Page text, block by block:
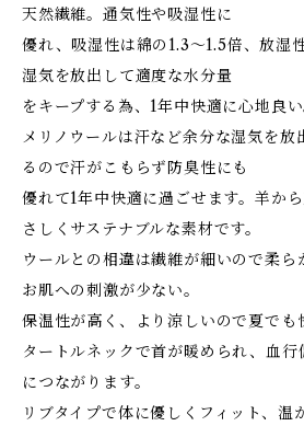
天然繊維。通気性や吸湿性に
優れ、吸湿性は綿の1.3～1.5倍、放湿
湿気を放出して適度な水分量
をキープする為、1年中快適に心地良い
メリノウールは汗など余分な湿気を放
るので汗がこもらず防臭性にも
優れて1年中快適に過ごせます。羊か
さしくサステナブルな素材です。
ウールとの相違は繊維が細いので柔ら
お肌への刺激が少ない。
保温性が高く、より涼しいので夏でも
タートルネックで首が暖められ、血
につながります。
リブタイプで体に優しくフィット、温